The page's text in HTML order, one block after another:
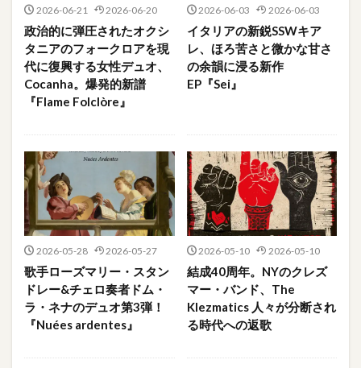
2026-06-21 2026-06-20
政治的に弾圧されたオクシ
タニアのフォークロアを現
代に復興する女性デュオ、
Cocanha。爆発的新譜
『Flame Folclòre』
2026-06-03 2026-06-03
イタリアの新鋭SSWキア
レ、ほろ苦さと微かな甘さ
の余韻に浸る新作
EP『Sei』
2026-05-28 2026-05-27
歌手ローズマリー・スタン
ドレー&チェロ奏者ドム・
ラ・ネナのデュオ第3弾！
『Nuées ardentes』
2026-05-10 2026-05-10
結成40周年。NYのクレズ
マー・バンド、The
Klezmatics 人々が分断され
る時代への返歌